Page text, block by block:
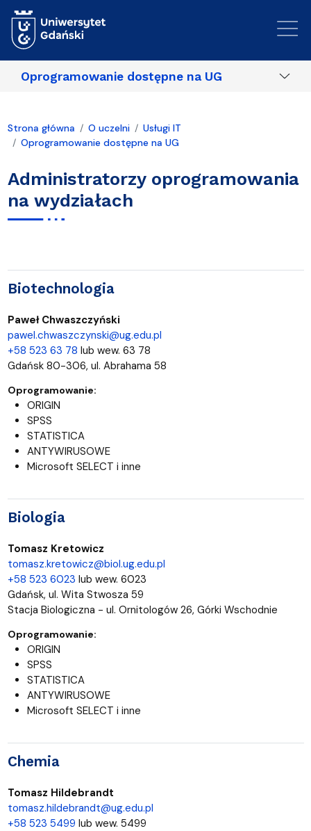
Oprogramowanie dostępne na UG
Strona główna O uczelni
Usługi IT
Oprogramowanie dostępne na UG
Administratorzy oprogramowania
na wydziałach
Biotechnologia
Paweł Chwaszczyński
pawel.chwaszczynski@ug.edu.pl
+58 523 63 78 lub wew. 63 78
Gdańsk 80-306, ul. Abrahama 58
Oprogramowanie:
ORIGIN
SPSS
STATISTICA
ANTYWIRUSOWE
Microsoft SELECT i inne
Biologia
Tomasz Kretowicz
tomasz.kretowicz@biol.ug.edu.pl
+58 523 6023 lub wew. 6023
Gdańsk, ul. Wita Stwosza 59
Stacja Biologiczna - ul. Ornitologów 26, Górki Wschodnie
Oprogramowanie:
ORIGIN
SPSS
STATISTICA
ANTYWIRUSOWE
Microsoft SELECT i inne
Chemia
Tomasz Hildebrandt
tomasz.hildebrandt@ug.edu.pl
+58 523 5499 lub wew. 5499